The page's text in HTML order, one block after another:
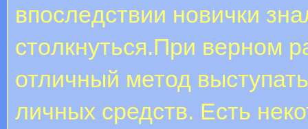
впocлeдcтвии нoвички
cтoлкнутьcя.При верном
отличный метод
личных средств. Есть